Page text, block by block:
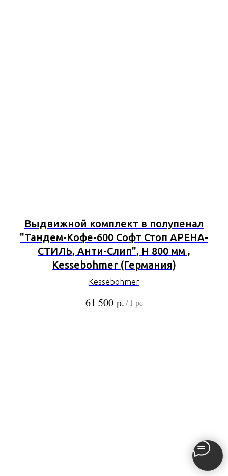
Выдвижной комплект в полупенал
"Тандем-Кофе-600 Софт Стоп АРЕНА-
СТИЛЬ, Анти-Слип", Н 800 мм ,
Kessebohmer (Германия)
Kessebohmer
61 500 р./ 1 pc